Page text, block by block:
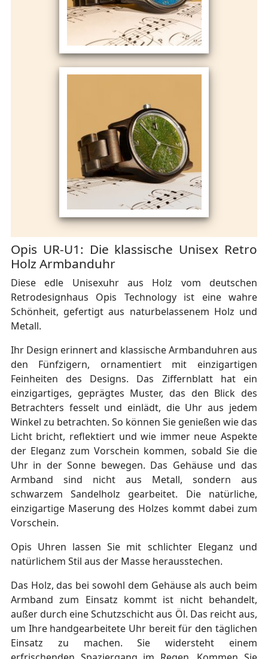
Opis UR-U1: Die klassische Unisex Retro
Holz Armbanduhr
Diese edle Unisexuhr aus Holz vom deutschen
Retrodesignhaus Opis Technology ist eine wahre
Schönheit, gefertigt aus naturbelassenem Holz und
Metall.
Ihr Design erinnert and klassische Armbanduhren aus
den Fünfzigern, ornamentiert mit einzigartigen
Feinheiten des Designs. Das Ziffernblatt hat ein
einzigartiges, geprägtes Muster, das den Blick des
Betrachters fesselt und einlädt, die Uhr aus jedem
Winkel zu betrachten. So können Sie genießen wie das
Licht bricht, reflektiert und wie immer neue Aspekte
der Eleganz zum Vorschein kommen, sobald Sie die
Uhr in der Sonne bewegen. Das Gehäuse und das
Armband sind nicht aus Metall, sondern aus
schwarzem Sandelholz gearbeitet. Die natürliche,
einzigartige Maserung des Holzes kommt dabei zum
Vorschein.
Opis Uhren lassen Sie mit schlichter Eleganz und
natürlichem Stil aus der Masse herausstechen.
Das Holz, das bei sowohl dem Gehäuse als auch beim
Armband zum Einsatz kommt ist nicht behandelt,
außer durch eine Schutzschicht aus Öl. Das reicht aus,
um Ihre handgearbeitete Uhr bereit für den täglichen
Einsatz zu machen. Sie widersteht einem